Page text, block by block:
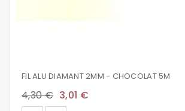
FIL ALU DIAMANT 2MM - CHOCOLAT 5M
4,30 € 3,01 €